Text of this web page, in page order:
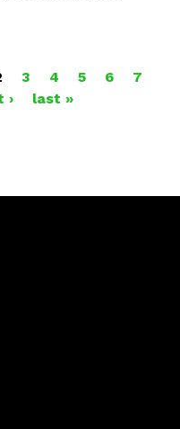
3 4 5 6
7
› last »